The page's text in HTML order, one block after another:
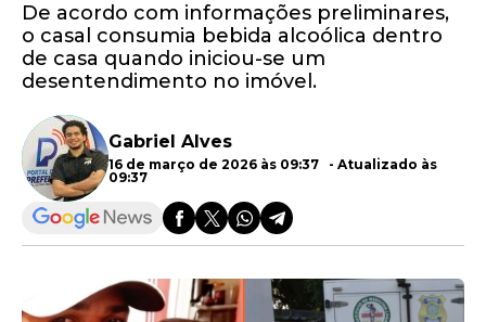
De acordo com informações preliminares,
o casal consumia bebida alcoólica dentro
de casa quando iniciou-se um
desentendimento no imóvel.
Gabriel Alves
16 de março de 2026 às 09:37 - Atualizado às
09:37